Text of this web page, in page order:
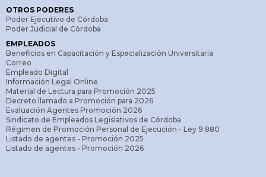
OTROS PODERES
Poder Ejecutivo de Córdoba
Poder Judicial de Córdoba
EMPLEADOS
Beneficios en Capacitación y Especialización Universitaria
Correo
Empleado Digital
Información Legal Online
Material de Lectura para Promoción 2025
Decreto llamado a Promoción para 2026
Evaluación Agentes Promoción 2026
Sindicato de Empleados Legislativos de Córdoba
Régimen de Promoción Personal de Ejecución - Ley 9.880
Listado de agentes - Promoción 2025
Listado de agentes - Promoción 2026